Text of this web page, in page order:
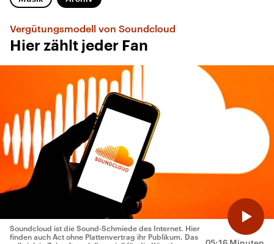
Vergütungsmodell von Soundcloud
Hier zählt jeder Fan
Soundcloud ist die Sound-Schmiede des Internet. Hier
finden auch Act ohne Plattenvertrag ihr Publikum. Das